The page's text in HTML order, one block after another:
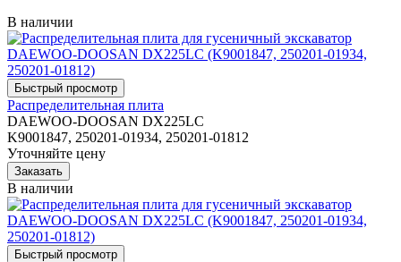
В наличии
Распределительная плита
DAEWOO-DOOSAN DX225LC
K9001847, 250201-01934, 250201-01812
Уточняйте цену
В наличии